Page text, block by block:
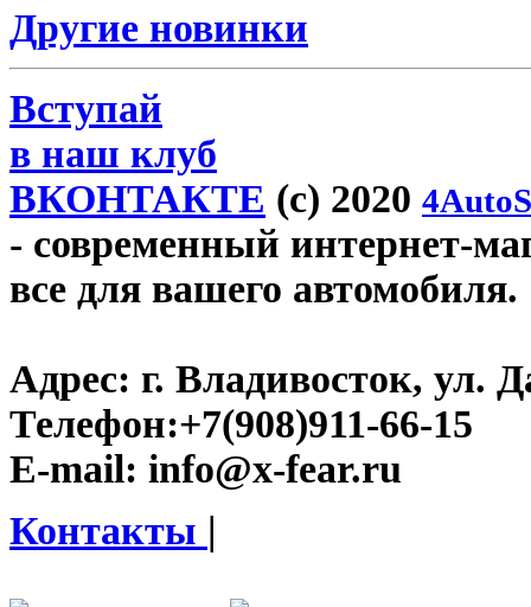
Другие новинки
Вступай
в наш клуб
ВКОНТАКТЕ (c) 2020
- современный интернет-
все для вашего автомобиля.
Адрес: г. Владивосток, ул.
Телефон:+7(908)911-66-15
E-mail: info@x-fear.ru
Контакты |